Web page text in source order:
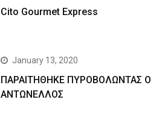
Cito Gourmet Express
January 13, 2020
ΠΑΡΑΙΤΗΘΗΚΕ ΠΥΡΟΒΟΛΩΝΤΑΣ Ο
ΑΝΤΩΝΕΛΛΟΣ